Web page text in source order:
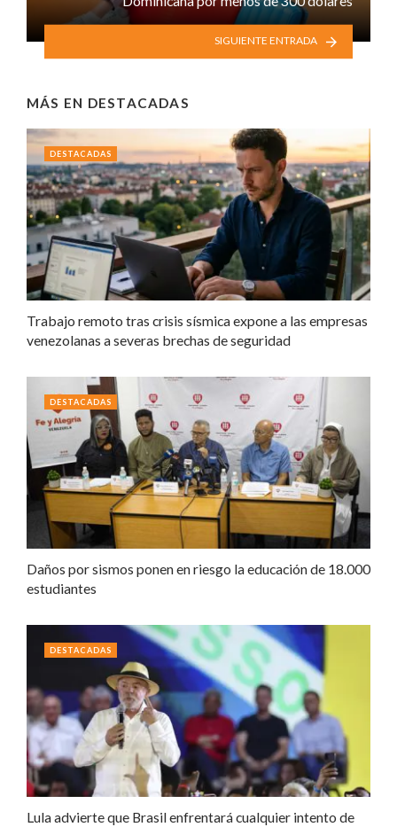
SIGUIENTE ENTRADA
MÁS EN DESTACADAS
Trabajo remoto tras crisis sísmica expone a las empresas
venezolanas a severas brechas de seguridad
DESTACADAS
Daños por sismos ponen en riesgo la educación de 18.000
estudiantes
DESTACADAS
Lula advierte que Brasil enfrentará cualquier intento de
DESTACADAS